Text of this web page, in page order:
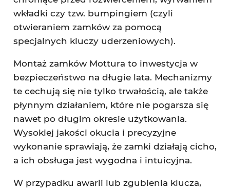
wkładki czy tzw. bumpingiem (czyli
otwieraniem zamków za pomocą
specjalnych kluczy uderzeniowych).
Montaż zamków Mottura to inwestycja w
bezpieczeństwo na długie lata. Mechanizmy
te cechują się nie tylko trwałością, ale także
płynnym działaniem, które nie pogarsza się
nawet po długim okresie użytkowania.
Wysokiej jakości okucia i precyzyjne
wykonanie sprawiają, że zamki działają cicho,
a ich obsługa jest wygodna i intuicyjna.
W przypadku awarii lub zgubienia klucza,